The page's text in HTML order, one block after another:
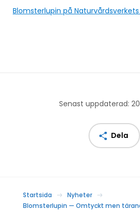
Blomsterlupin på
Senast uppdaterad:
Dela
Startsida
Nyheter
Blomsterlupin — Omtyckt men